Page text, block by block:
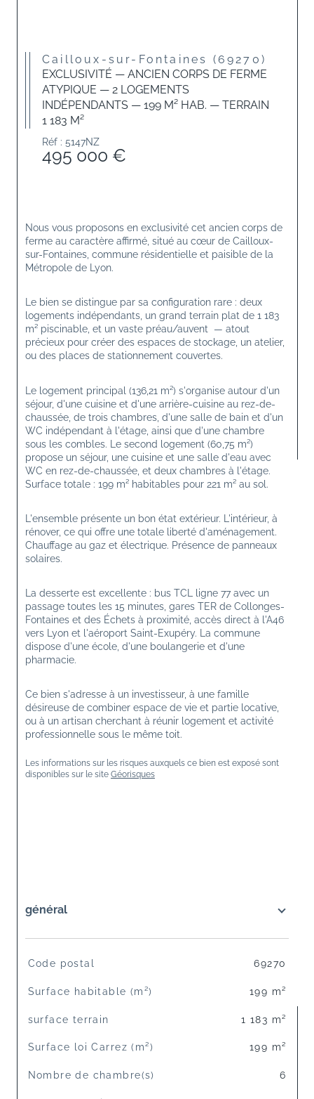
Cailloux-sur-Fontaines (69270)
EXCLUSIVITÉ — ANCIEN CORPS DE FERME
ATYPIQUE — 2 LOGEMENTS
INDÉPENDANTS — 199 M² HAB. — TERRAIN
1 183 M²
Réf : 5147NZ
495 000 €
Nous vous proposons en exclusivité cet ancien corps de
ferme au caractère affirmé, situé au cœur de Cailloux-
sur-Fontaines, commune résidentielle et paisible de la
Métropole de Lyon.
Le bien se distingue par sa configuration rare : deux
logements indépendants, un grand terrain plat de 1 183
m² piscinable, et un vaste préau/auvent  — atout
précieux pour créer des espaces de stockage, un atelier,
ou des places de stationnement couvertes.
Le logement principal (136,21 m²) s'organise autour d'un
séjour, d'une cuisine et d'une arrière-cuisine au rez-de-
chaussée, de trois chambres, d'une salle de bain et d'un
WC indépendant à l'étage, ainsi que d'une chambre
sous les combles. Le second logement (60,75 m²)
propose un séjour, une cuisine et une salle d'eau avec
WC en rez-de-chaussée, et deux chambres à l'étage.
Surface totale : 199 m² habitables pour 221 m² au sol.
L'ensemble présente un bon état extérieur. L'intérieur, à
rénover, ce qui offre une totale liberté d'aménagement.
Chauffage au gaz et électrique. Présence de panneaux
solaires.
La desserte est excellente : bus TCL ligne 77 avec un
passage toutes les 15 minutes, gares TER de Collonges-
Fontaines et des Échets à proximité, accès direct à l'A46
vers Lyon et l'aéroport Saint-Exupéry. La commune
dispose d'une école, d'une boulangerie et d'une
pharmacie.
Ce bien s'adresse à un investisseur, à une famille
désireuse de combiner espace de vie et partie locative,
ou à un artisan cherchant à réunir logement et activité
professionnelle sous le même toit.
Les informations sur les risques auxquels ce bien est exposé sont
disponibles sur le site Géorisques
général
TRAD_SIROCCO_Caracteristique
Code postal 69270
Surface habitable (m²) 199 m²
surface terrain 1 183 m²
Surface loi Carrez (m²) 199 m²
Nombre de chambre(s) 6